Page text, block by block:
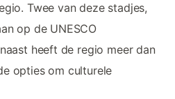
Twee van deze stadjes,
op de UNESCO
heeft de regio meer dan
opties om culturele